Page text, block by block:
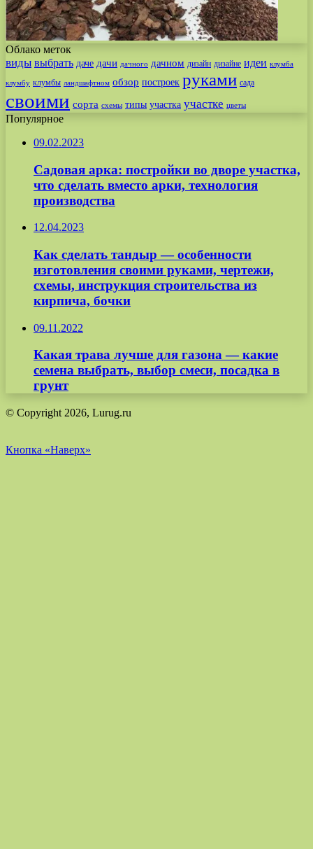
Облако меток
виды выбрать даче дачи дачного дачном дизайн дизайне идеи клумба
клумбу клумбы ландшафтном обзор построек руками сада
своими сорта схемы типы участка участке цветы
Популярное
09.02.2023
Садовая арка: постройки во дворе участка,
что сделать вместо арки, технология
производства
12.04.2023
Как сделать тандыр — особенности
изготовления своими руками, чертежи,
схемы, инструкция строительства из
кирпича, бочки
09.11.2022
Какая трава лучше для газона — какие
семена выбрать, выбор смеси, посадка в
грунт
© Copyright 2026, Lurug.ru
Кнопка «Наверх»